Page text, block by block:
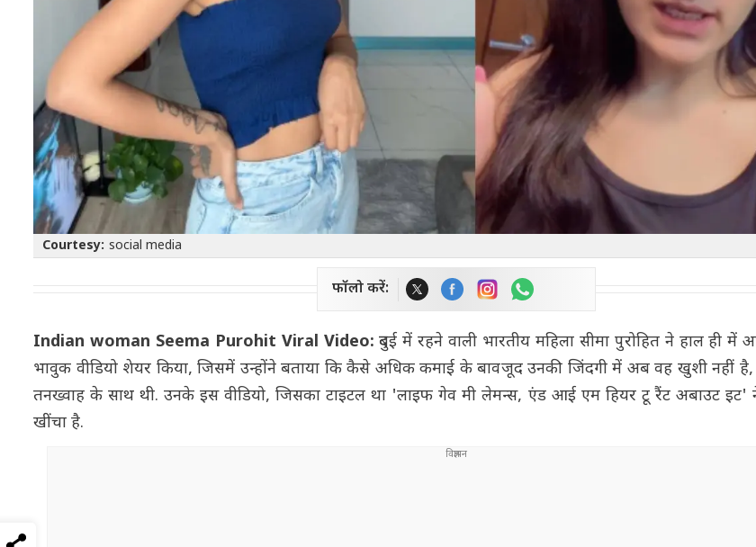
Courtesy: social media
फॉलो करें:
Indian woman Seema Purohit Viral Video:दुबई में रहने वाली भारतीय महिला सीमा पुरोहित ने हाल ही में
भावुक वीडियो शेयर किया, जिसमें उन्होंने बताया कि कैसे अधिक कमाई के बावजूद उनकी जिंदगी में अब वह खुशी नहीं
तनख्वाह के साथ थी. उनके इस वीडियो, जिसका टाइटल था 'लाइफ गेव मी लेमन्स, एंड आई एम हियर टू रैंट अबाउट इट'
खींचा है.